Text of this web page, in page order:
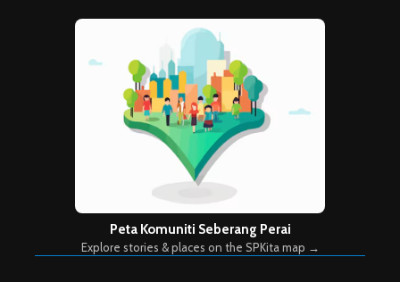
Peta Komuniti Seberang Perai
Explore stories & places on the SPKita map →